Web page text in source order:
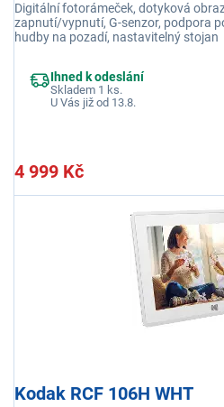
Digitální fotorámeček, dotyková
zapnutí/vypnutí, G-senzor, podpora
hudby na pozadí, nastavitelný stojan
Ihned k odeslání
Skladem 1 ks.
U Vás již od 13.8.
4 999 Kč
Kodak RCF 106H WHT